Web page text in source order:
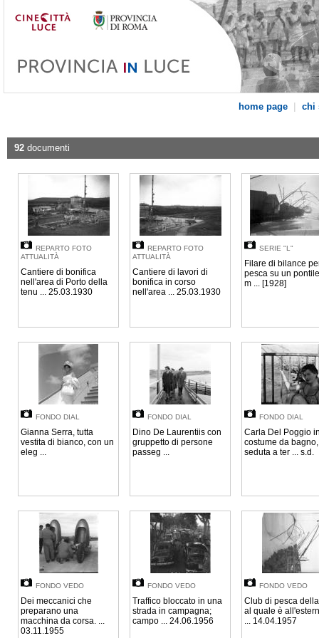
home page | chi
92 documenti
REPARTO FOTO
ATTUALITÀ
Cantiere di bonifica
nell'area di Porto della
tenu ... 25.03.1930
REPARTO FOTO
ATTUALITÀ
Cantiere di lavori di
bonifica in corso
nell'area ... 25.03.1930
SERIE "L"
Filare di bilance
pesca su un
m ... [1928]
FONDO DIAL
Gianna Serra, tutta
vestita di bianco, con un
eleg ...
FONDO DIAL
Dino De Laurentiis con
gruppetto di persone
passeg ...
FONDO DIAL
Carla Del Poggio
costume da bagno,
seduta a ter ... s.d.
FONDO VEDO
Dei meccanici che
preparano una
macchina da corsa. ...
03.11.1955
FONDO VEDO
Traffico bloccato in una
strada in campagna;
campo ... 24.06.1956
FONDO VEDO
Club di pesca
al quale è
... 14.04.1957